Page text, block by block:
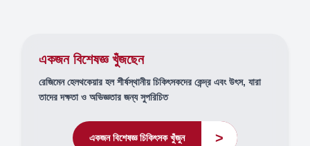
একজন বিশেষজ্ঞ খুঁজছেন
রেজিমেন হেলথকেয়ার হল শীর্ষস্থানীয় চিকিৎসকদের কেন্দ্র এবং উৎস, যারা
তাদের দক্ষতা ও অভিজ্ঞতার জন্য সুপরিচিত
একজন বিশেষজ্ঞ চিকিৎসক খুঁজুন >